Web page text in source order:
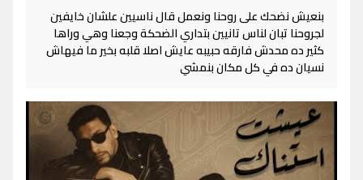
بنعيش نضحك على روحنا ونعمل قال ناسيين علشان خايفين
لجروحنا تبان لناس تانيين بتداري الضحكة وجعنا وهي وراها
كثير ده محدش فارقه حبيبه عايش اصلا قلبه بخير ما فيهاش
نسيان ده في كل مكان بنمشي